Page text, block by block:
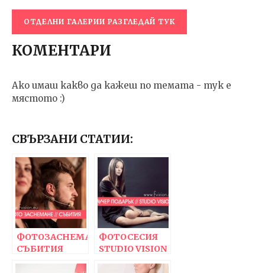
ОТДЕЛНИ ГАЛЕРИИ РАЗГЛЕДАЙ ТУК
КОМЕНТАРИ
Ако имаш какво да кажеш по темата - тук е
мястото :)
СВЪРЗАНИ СТАТИИ:
ФОТОЗАСНЕМАНЕ
СЪБИТИЯ
ФОТОСЕСИЯ
STUDIO VISION